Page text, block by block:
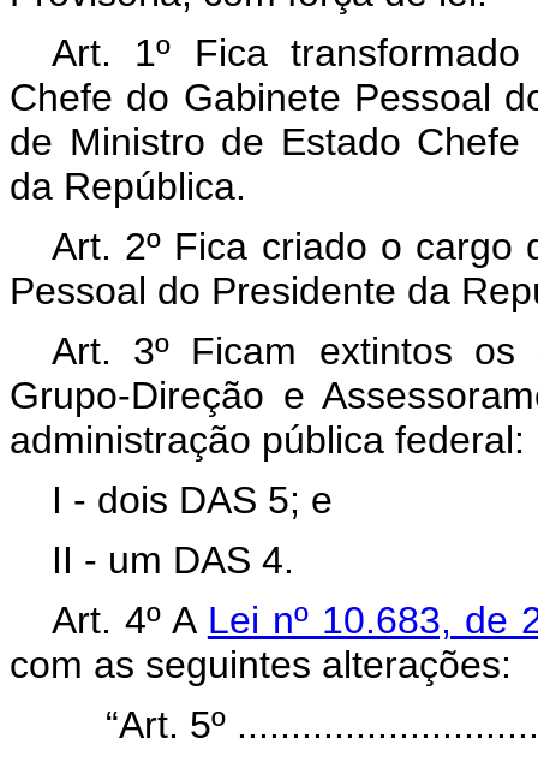
Art. 1º Fica
Chefe do Gabinete Pessoal
de Ministro de Estado
da República.
Art. 2º Fica criado o cargo
Pessoal do Presidente da
Art. 3º Ficam extintos os
Grupo-Direção e
administração pública federal:
I - dois DAS 5; e
II - um DAS 4.
Art. 4º A Lei nº 10.683, de
com as seguintes alterações:
“Art. 5º